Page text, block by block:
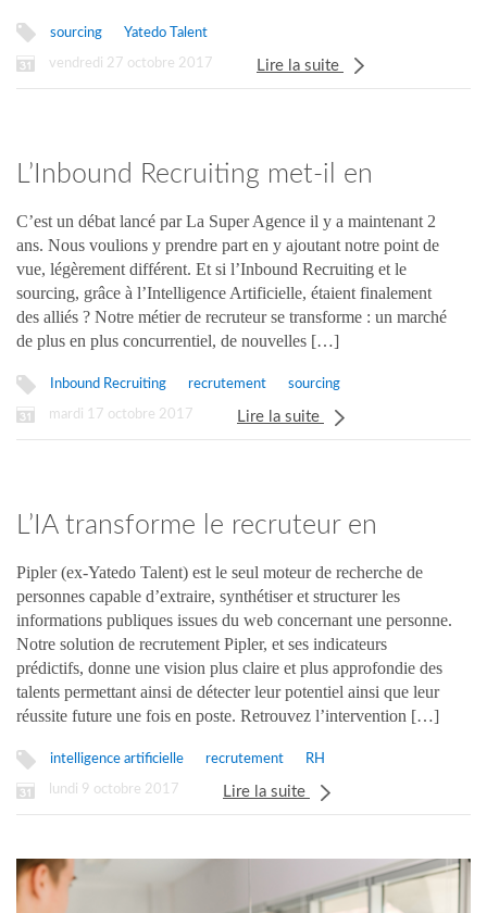
sourcing Yatedo Talent
vendredi 27 octobre 2017 Lire la suite
L’Inbound Recruiting met-il en
danger le sourcing ?
C’est un débat lancé par La Super Agence il y a maintenant 2
ans. Nous voulions y prendre part en y ajoutant notre point de
vue, légèrement différent. Et si l’Inbound Recruiting et le
sourcing, grâce à l’Intelligence Artificielle, étaient finalement
des alliés ? Notre métier de recruteur se transforme : un marché
de plus en plus concurrentiel, de nouvelles […]
Inbound Recruiting recrutement sourcing
mardi 17 octobre 2017 Lire la suite
L’IA transforme le recruteur en
#SuperRecruteur
Pipler (ex-Yatedo Talent) est le seul moteur de recherche de
personnes capable d’extraire, synthétiser et structurer les
informations publiques issues du web concernant une personne.
Notre solution de recrutement Pipler, et ses indicateurs
prédictifs, donne une vision plus claire et plus approfondie des
talents permettant ainsi de détecter leur potentiel ainsi que leur
réussite future une fois en poste. Retrouvez l’intervention […]
intelligence artificielle recrutement RH
lundi 9 octobre 2017 Lire la suite